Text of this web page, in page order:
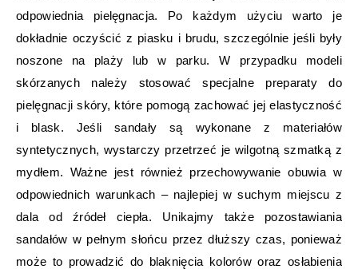
odpowiednia pielęgnacja. Po każdym użyciu warto je
dokładnie oczyścić z piasku i brudu, szczególnie jeśli były
noszone na plaży lub w parku. W przypadku modeli
skórzanych należy stosować specjalne preparaty do
pielęgnacji skóry, które pomogą zachować jej elastyczność
i blask. Jeśli sandały są wykonane z materiałów
syntetycznych, wystarczy przetrzeć je wilgotną szmatką z
mydłem. Ważne jest również przechowywanie obuwia w
odpowiednich warunkach – najlepiej w suchym miejscu z
dala od źródeł ciepła. Unikajmy także pozostawiania
sandałów w pełnym słońcu przez dłuższy czas, ponieważ
może to prowadzić do blaknięcia kolorów oraz osłabienia